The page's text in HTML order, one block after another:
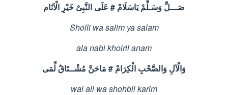
صَـــلِّ وَسَـلِّمْ يَاسَلَامْ # عَلَى النَّبِىْ خَيْرِ الْاَنَام
Sholli wa salim ya salam
ala nabi khoiril anam
وَالْآلِ وَالصَّحْبِ الْكِرَامْ # مَاحَنَّ مُشْــتَاقُلِّمَى
wal ali wa shohbil karim